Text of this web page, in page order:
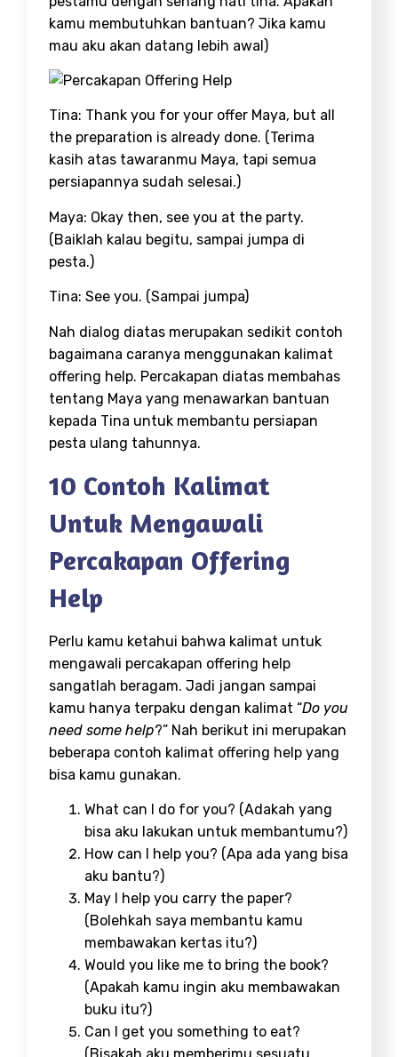
kamu membutuhkan bantuan? Jika kamu
mau aku akan datang lebih awal)
Tina: Thank you for your offer Maya, but all
the preparation is already done. (Terima
kasih atas tawaranmu Maya, tapi semua
persiapannya sudah selesai.)
Maya: Okay then, see you at the party.
(Baiklah kalau begitu, sampai jumpa di
pesta.)
Tina: See you. (Sampai jumpa)
Nah dialog diatas merupakan sedikit contoh
bagaimana caranya menggunakan kalimat
offering help. Percakapan diatas membahas
tentang Maya yang menawarkan bantuan
kepada Tina untuk membantu persiapan
pesta ulang tahunnya.
10 Contoh Kalimat
Untuk Mengawali
Percakapan Offering
Help
Perlu kamu ketahui bahwa kalimat untuk
mengawali percakapan offering help
sangatlah beragam. Jadi jangan sampai
kamu hanya terpaku dengan kalimat “Do you
need some help?” Nah berikut ini merupakan
beberapa contoh kalimat offering help yang
bisa kamu gunakan.
What can I do for you? (Adakah yang
bisa aku lakukan untuk membantumu?)
How can I help you? (Apa ada yang bisa
aku bantu?)
May I help you carry the paper?
(Bolehkah saya membantu kamu
membawakan kertas itu?)
Would you like me to bring the book?
(Apakah kamu ingin aku membawakan
buku itu?)
Can I get you something to eat?